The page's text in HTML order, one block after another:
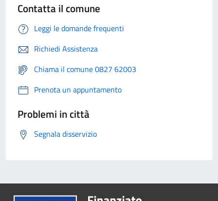
Contatta il comune
Leggi le domande frequenti
Richiedi Assistenza
Chiama il comune 0827 62003
Prenota un appuntamento
Problemi in città
Segnala disservizio